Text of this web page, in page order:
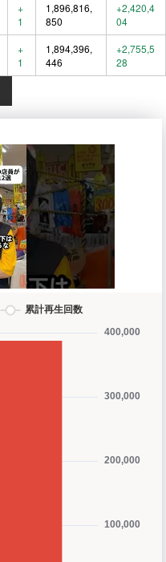
+
1
1,896,816,
850
+2,420,4
04
+
1
1,894,396,
446
+2,755,5
28